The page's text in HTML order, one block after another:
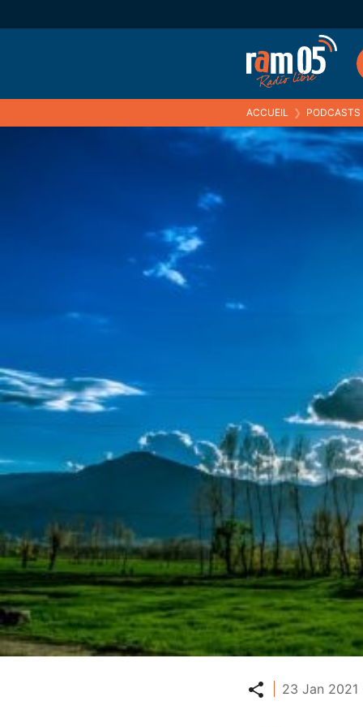
ACCUEIL ❯ PODCASTS
Partager
23 Jan 2021